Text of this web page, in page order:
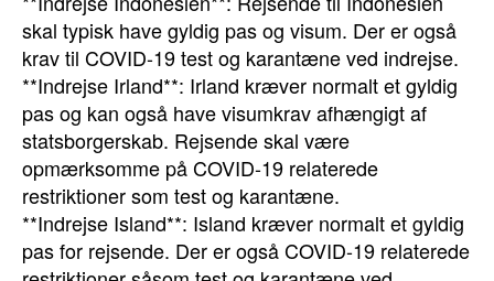
skal typisk have gyldig pas og visum. Der er også
krav til COVID-19 test og karantæne ved indrejse.
**Indrejse Irland**: Irland kræver normalt et gyldig
pas og kan også have visumkrav afhængigt af
statsborgerskab. Rejsende skal være
opmærksomme på COVID-19 relaterede
restriktioner som test og karantæne.
**Indrejse Island**: Island kræver normalt et gyldig
pas for rejsende. Der er også COVID-19 relaterede